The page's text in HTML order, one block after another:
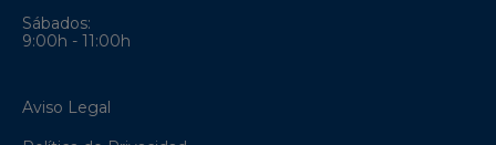
Sábados:
9:00h - 11:00h
Aviso Legal